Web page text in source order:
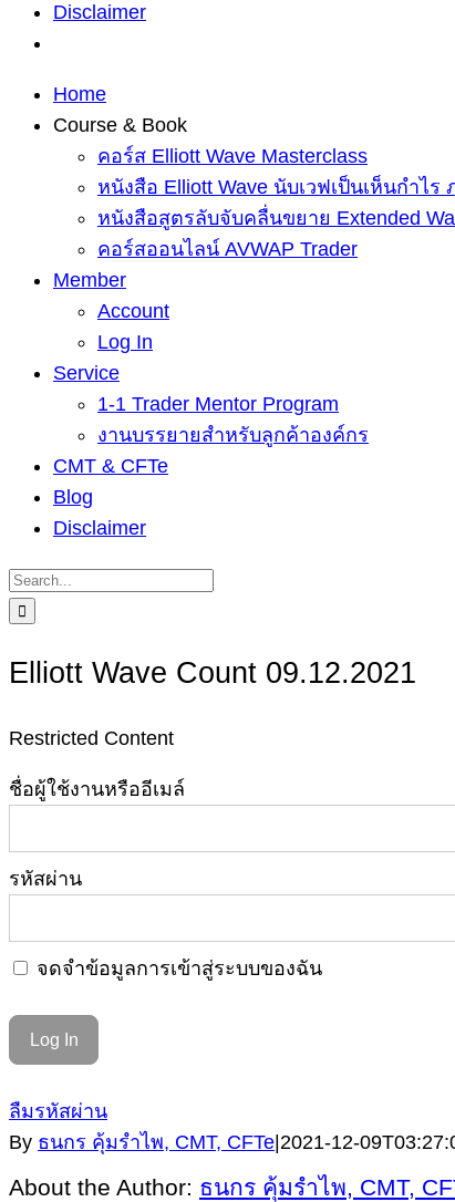
Disclaimer
Home
Course & Book
คอร์ส Elliott Wave Masterclass
หนังสือ Elliott Wave นับเวฟเป็นเห็นกำไร
หนังสือสูตรลับจับคลื่นขยาย Extended
คอร์สออนไลน์ AVWAP Trader
Member
Account
Log In
Service
1-1 Trader Mentor Program
งานบรรยายสำหรับลูกค้าองค์กร
CMT & CFTe
Blog
Disclaimer
Search
for:
Elliott Wave Count 09.12.2021
Restricted Content
ชื่อผู้ใช้งานหรืออีเมล์
รหัสผ่าน
จดจำข้อมูลการเข้าสู่ระบบของฉัน
ลืมรหัสผ่าน
By ธนกร คุ้มรำไพ, CMT, CFTe 2021-12-
About the Author: ธนกร คุ้มรำไพ, CMT,